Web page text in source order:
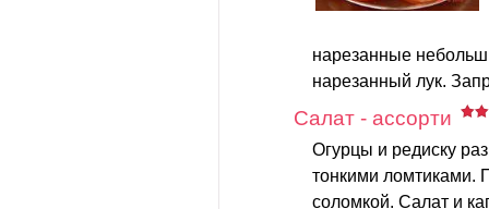
нарезанные
нарезанный лук.
Салат - ассорти
Огурцы и редиску
тонкими ломтиками.
соломкой. Салат и